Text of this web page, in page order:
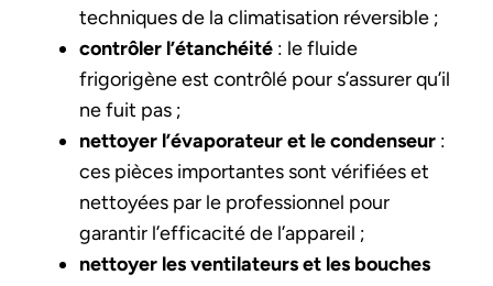
techniques de la climatisation réversible ;
contrôler l’étanchéité : le fluide
frigorigène est contrôlé pour s’assurer qu’il
ne fuit pas ;
nettoyer l’évaporateur et le condenseur :
ces pièces importantes sont vérifiées et
nettoyées par le professionnel pour
garantir l’efficacité de l’appareil ;
nettoyer les ventilateurs et les bouches